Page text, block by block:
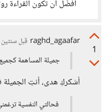
أفضَل أن تكون القراءة
1
raghd_agaafar قبل سنتين
جميلة المساهمة
أشكركِ هدى، أنتِ الجميلة
فحالتي النفسية